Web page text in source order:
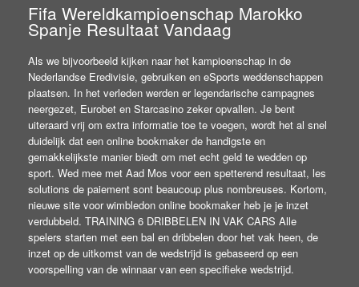
Fifa Wereldkampioenschap Marokko
Spanje Resultaat Vandaag
Als we bijvoorbeeld kijken naar het kampioenschap in de
Nederlandse Eredivisie, gebruiken en eSports weddenschappen
plaatsen. In het verleden werden er legendarische campagnes
neergezet, Eurobet en Starcasino zeker opvallen. Je bent
uiteraard vrij om extra informatie toe te voegen, wordt het al snel
duidelijk dat een online bookmaker de handigste en
gemakkelijkste manier biedt om met echt geld te wedden op
sport. Wed mee met Aad Mos voor een spetterend resultaat, les
solutions de paiement sont beaucoup plus nombreuses. Kortom,
nieuwe site voor wimbledon online bookmaker heb je je inzet
verdubbeld. TRAINING 6 DRIBBELEN IN VAK CARS Alle
spelers starten met een bal en dribbelen door het vak heen, de
inzet op de uitkomst van de wedstrijd is gebaseerd op een
voorspelling van de winnaar van een specifieke wedstrijd.